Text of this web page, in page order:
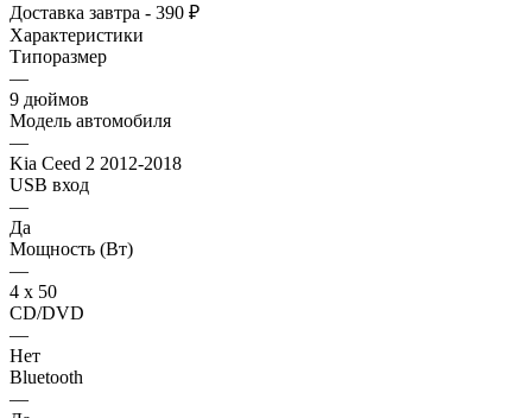
Доставка завтра - 390 ₽
Характеристики
Типоразмер
—
9 дюймов
Модель автомобиля
—
Kia Ceed 2 2012-2018
USB вход
—
Да
Мощность (Вт)
—
4 х 50
CD/DVD
—
Нет
Bluetooth
—